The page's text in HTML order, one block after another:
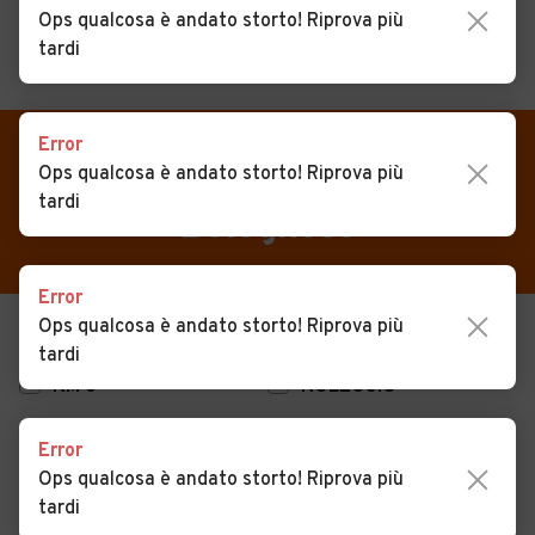
MENU
CERCA
Auto
Auto usate
Auto Nuove
Noleggio a lungo termine
Auto d'epoca
Moto
Camper
VENDI
MAGAZINE
Auto usate in vendita Castel
Bolognese
USATO
KM 0
NOLEGGIO
Ops qualcosa è andato storto! Riprova più
tardi
Error
Ops qualcosa è andato storto! Riprova più
tardi
Error
Ops qualcosa è andato storto! Riprova più
tardi
Error
Ops qualcosa è andato storto! Riprova più
tardi